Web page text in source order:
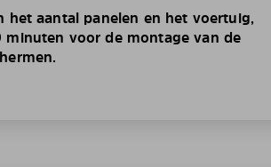
het aantal panelen en het voertuig,
minuten voor de montage van de